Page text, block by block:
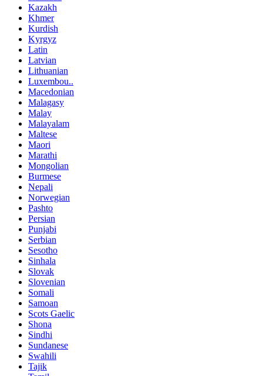
Kazakh
Khmer
Kurdish
Kyrgyz
Latin
Latvian
Lithuanian
Luxembou..
Macedonian
Malagasy
Malay
Malayalam
Maltese
Maori
Marathi
Mongolian
Burmese
Nepali
Norwegian
Pashto
Persian
Punjabi
Serbian
Sesotho
Sinhala
Slovak
Slovenian
Somali
Samoan
Scots Gaelic
Shona
Sindhi
Sundanese
Swahili
Tajik